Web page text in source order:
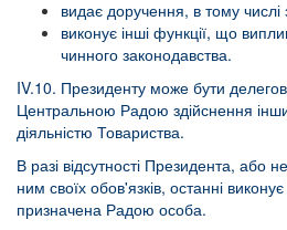
видає доручення, в тому
виконує інші функції, що
чинного законодавства.
IV.10. Президенту може бути
Центральною Радою здійснення
діяльністю Товариства.
В разі відсутності Президента, або
ним своїх обов'язків, останні
призначена Радою особа.